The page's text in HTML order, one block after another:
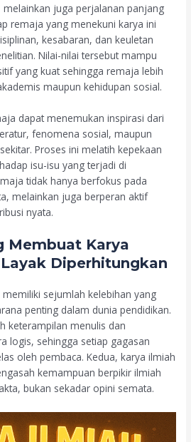
juga perjalanan panjang
remaja yang menekuni karya ini
kesabaran, dan keuletan
Nilai-nilai tersebut mampu
yang kuat sehingga remaja lebih
maupun kehidupan sosial.
dapat menemukan inspirasi dari
fenomena sosial, maupun
Proses ini melatih kepekaan
isu-isu yang terjadi di
tidak hanya berfokus pada
melainkan juga berperan aktif
nyata.
Membuat Karya
Diperhitungkan
sejumlah kelebihan yang
penting dalam dunia pendidikan.
keterampilan menulis dan
logis, sehingga setiap gagasan
oleh pembaca. Kedua, karya ilmiah
kemampuan berpikir ilmiah
bukan sekadar opini semata.